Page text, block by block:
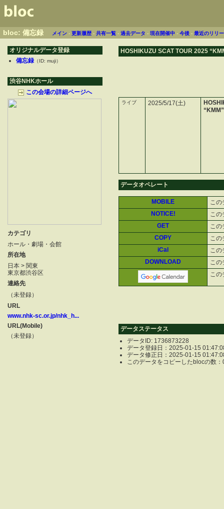
bloc: 備忘録 メイン -更新履歴 -共有一覧 -過去データ -現在開催中 -今後 -最近のリリ
オリジナルデータ登録
備忘録（ID: muji）
渋谷NHKホール
この会場の詳細ページへ
カテゴリ
ホール・劇場・会館
所在地
日本 > 関東
東京都渋谷区
連絡先
（未登録）
URL
www.nhk-sc.or.jp/nhk_h...
URL(Mobile)
（未登録）
HOSHIKUZU SCAT TOUR 2025
ライブ 2025/5/17(土)
データオペレート
MOBILE
この
NOTICE!
この
GET
この
COPY
この
iCal
この
DOWNLOAD
この
この
データステータス
データID: 1736873228
データ登録日：2025-01-15
データ修正日：2025-01-15
このデータをコピーしたblocの数：